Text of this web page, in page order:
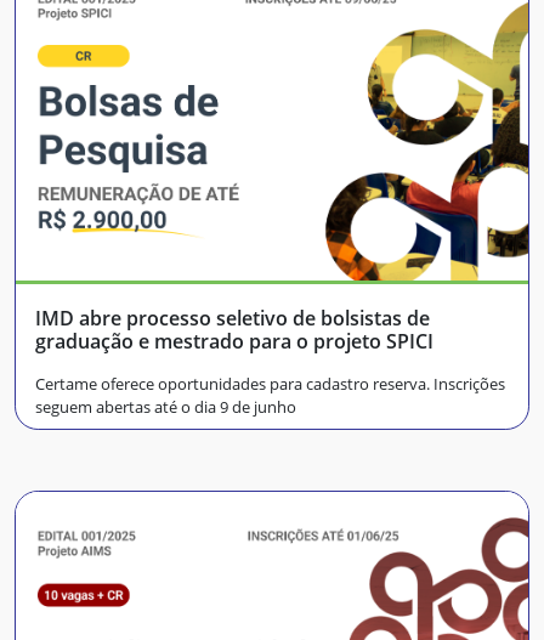
IMD abre processo seletivo de bolsistas de
graduação e mestrado para o projeto SPICI
Certame oferece oportunidades para cadastro reserva. Inscrições
seguem abertas até o dia 9 de junho